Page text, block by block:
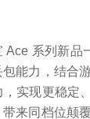
Ace 系列新
能力，结合
实现更稳定
来同档位颠